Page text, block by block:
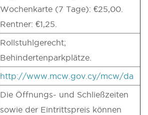
Wochenkarte (7 Tage): €25,00.
Rentner: €1,25.
Rollstuhlgerecht;
Behindertenparkplätze.
http://www.mcw.gov.cy/mcw/da
Die Öffnungs- und Schließzeiten
sowie der Eintrittspreis können